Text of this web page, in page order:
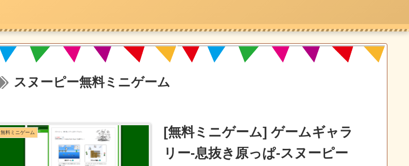
スヌーピー無料ミニゲーム
無料ミニゲーム
[無料ミニゲーム] ゲームギャラ
リー-息抜き原っぱ-スヌーピー